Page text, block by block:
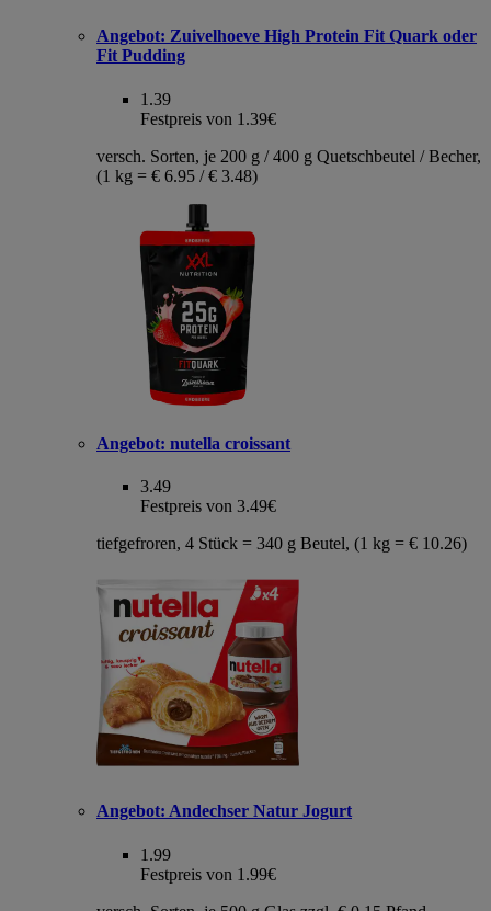
Angebot: Zuivelhoeve High Protein Fit Quark oder
Fit Pudding
1.39
Festpreis von 1.39€
versch. Sorten, je 200 g / 400 g Quetschbeutel / Becher,
(1 kg = € 6.95 / € 3.48)
Angebot: nutella croissant
3.49
Festpreis von 3.49€
tiefgefroren, 4 Stück = 340 g Beutel, (1 kg = € 10.26)
Angebot: Andechser Natur Jogurt
1.99
Festpreis von 1.99€